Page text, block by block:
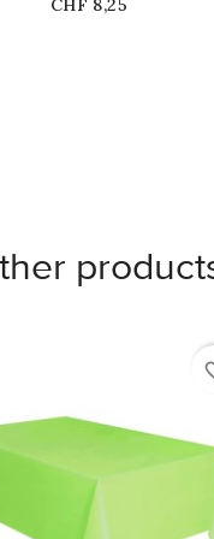
CHF 8,25